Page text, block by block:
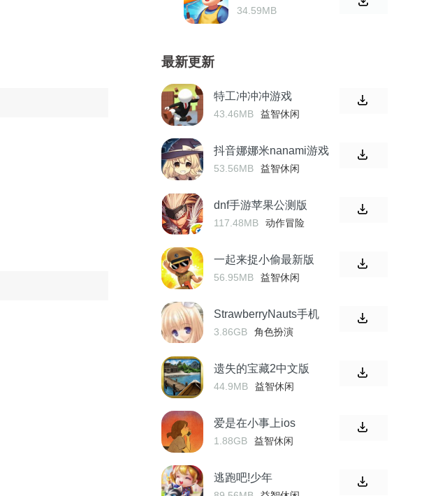
34.59MB
最新更新
特工冲冲冲游戏
43.46MB 益智休闲
抖音娜娜米nanami游戏
最新版
53.56MB 益智休闲
dnf手游苹果公测版
117.48MB 动作冒险
一起来捉小偷最新版
56.95MB 益智休闲
StrawberryNauts手机
3.86GB 角色扮演
遗失的宝藏2中文版
44.9MB 益智休闲
爱是在小事上ios
1.88GB 益智休闲
逃跑吧!少年